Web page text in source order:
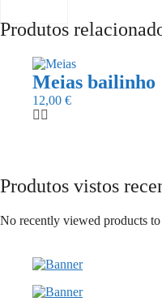
Produtos
Meias bailinho
12,00 €
This
product
has
multiple
variants.
be
chosen
the
Produtos vistos
No recently viewed products